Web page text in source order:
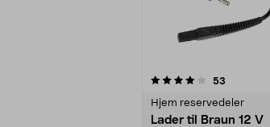
53
Hjem reservedeler
Lader til Braun 12 V
4.5av 5